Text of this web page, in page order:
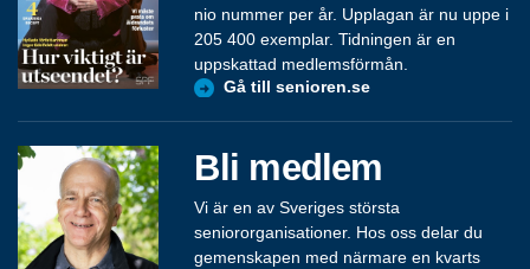
nio nummer per år. Upplagan är nu uppe i
205 400 exemplar. Tidningen är en
uppskattad medlemsförmån.
Gå till senioren.se
Bli medlem
Vi är en av Sveriges största
seniororganisationer. Hos oss delar du
gemenskapen med närmare en kvarts